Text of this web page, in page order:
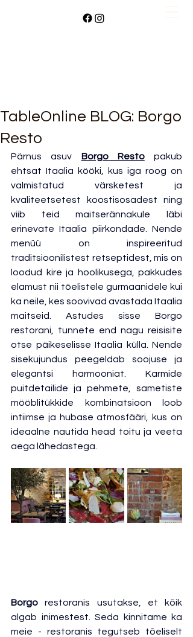
TableOnline BLOG: Borgo
Resto
Pärnus asuv Borgo Resto pakub
ehtsat Itaalia kööki, kus iga roog on
valmistatud värsketest ja
kvaliteetsetest koostisosadest ning
viib teid maitserännakule läbi
erinevate Itaalia piirkondade. Nende
menüü on inspireeritud
traditsioonilistest retseptidest, mis on
loodud kire ja hoolikusega, pakkudes
elamust nii tõelistele gurmaanidele kui
ka neile, kes soovivad avastada Itaalia
maitseid. Astudes sisse Borgo
restorani, tunnete end nagu reisisite
otse päikeselisse Itaalia külla. Nende
sisekujundus peegeldab soojuse ja
elegantsi harmooniat. Karmide
puitdetailide ja pehmete, sametiste
mööblitükkide kombinatsioon loob
intiimse ja hubase atmosfääri, kus on
ideaalne nautida head toitu ja veeta
aega lähedastega.
Borgo restoranis usutakse, et kõik
algab inimestest. Seda kinnitame ka
meie - restoranis tegutseb tõeliselt